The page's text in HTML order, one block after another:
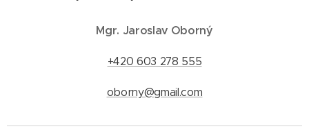
Mgr. Jaroslav Oborný
+420 603 278 555
oborny@gmail.com